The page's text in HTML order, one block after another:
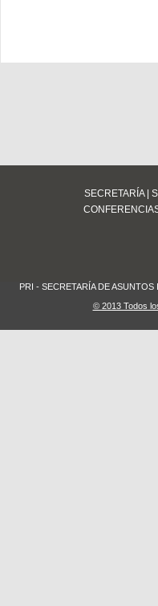
SECRETARÍA|
PRI - SECRETARÍA DE
© 2013 Todos